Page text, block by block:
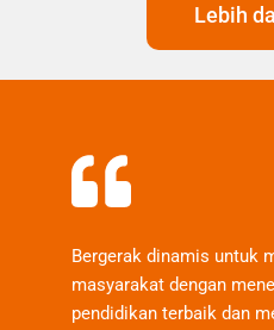
Lebih
Bergerak dinamis untuk
masyarakat dengan
pendidikan terbaik dan